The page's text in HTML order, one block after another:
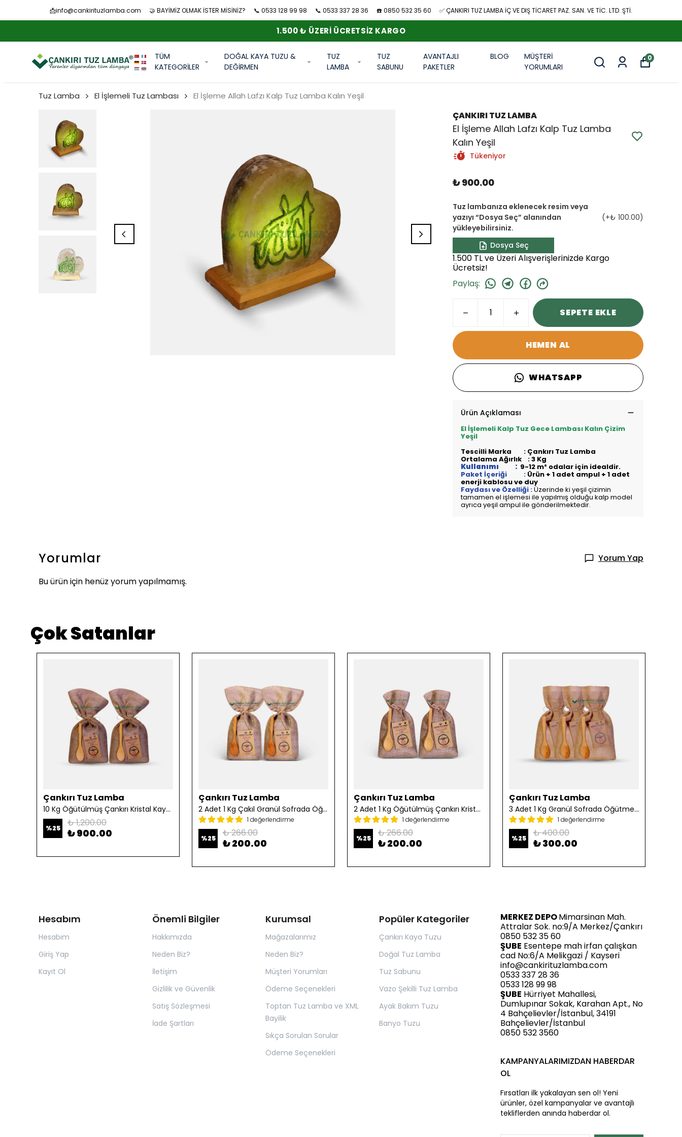
📩info@cankirituzlamba.com 🤝 BAYİMİZ OLMAK İSTER MİSİNİZ? 📞 0533 128 99 98 📞 0533 337 28 36 ☎️ 0850 532 35 60 ✅ ÇANKIRI TUZ LAMBA İÇ VE DIŞ TİCARET PAZ. SAN. VE TİC. LTD. ŞTİ.
1.500 ₺ ÜZERI ÜCRETSIZ KARGO
TÜM
KATEGORİLER
DOĞAL KAYA TUZU &
DEĞİRMEN
TUZ
LAMBA
TUZ
SABUNU
AVANTAJLI
PAKETLER
BLOG
MÜŞTERİ
YORUMLARI
0
Tuz Lamba El İşlemeli Tuz Lambası El İşleme Allah Lafzı Kalp Tuz Lamba Kalın Yeşil
ÇANKIRI TUZ LAMBA
El İşleme Allah Lafzı Kalp Tuz Lamba
Kalın Yeşil
Tükeniyor
₺ 900.00
Tuz lambanıza eklenecek resim veya
yazıyı “Dosya Seç” alanından
yükleyebilirsiniz.
(+₺ 100.00)
Dosya Seç
1.500 TL ve Üzeri Alışverişlerinizde Kargo
Ücretsiz!
Paylaş:
SEPETE EKLE
HEMEN AL
WHATSAPP
Ürün Açıklaması
El İşlemeli Kalp Tuz Gece Lambası Kalın Çizim
Yeşil
Tescilli Marka : Çankırı Tuz Lamba
Ortalama Ağırlık : 3 Kg
Kullanımı : 9-12 m² odalar için idealdir.
Paket İçeriği : Ürün + 1 adet ampul + 1 adet
enerji kablosu ve duy
Faydası ve Özelliği :Üzerinde ki yeşil çizimin
tamamen el işlemesi ile yapılmış olduğu kalp model
ayrıca yeşil ampul ile gönderilmektedir.
Yorumlar
Yorum Yap
Bu ürün için henüz yorum yapılmamış.
Çok Satanlar
Çankırı Tuz Lamba
10 Kg Öğütülmüş Çankırı Kristal Kaya Tuzu
%25 ₺ 1,200.00
₺ 900.00
Çankırı Tuz Lamba
2 Adet 1 Kg Çakıl Granül Sofrada Öğütme Tuzu
1 değerlendirme
%25 ₺ 266.00
₺ 200.00
Çankırı Tuz Lamba
2 Adet 1 Kg Öğütülmüş Çankırı Kristal Kaya Tuzu
1 değerlendirme
%25 ₺ 266.00
₺ 200.00
Çankırı Tuz Lamba
3 Adet 1 Kg Granül Sofrada Öğütme Tuzu
1 değerlendirme
%25 ₺ 400.00
₺ 300.00
Hesabım
Hesabım
Giriş Yap
Kayıt Ol
Önemli Bilgiler
Hakkımızda
Neden Biz?
İletişim
Gizlilik ve Güvenlik
Satış Sözleşmesi
İade Şartları
Kurumsal
Mağazalarımız
Neden Biz?
Müşteri Yorumları
Ödeme Seçenekleri
Toptan Tuz Lamba ve XML
Bayilik
Sıkça Sorulan Sorular
Ödeme Seçenekleri
Popüler Kategoriler
Çankırı Kaya Tuzu
Doğal Tuz Lamba
Tuz Sabunu
Vazo Şekilli Tuz Lamba
Ayak Bakım Tuzu
Banyo Tuzu
MERKEZ DEPOMimarsinan Mah.
Attralar Sok. no:9/A Merkez/Çankırı
0850 532 35 60
ŞUBE Esentepe mah irfan çalışkan
cad No:6/A Melikgazi / Kayseri
info@cankirituzlamba.com
0533 337 28 36
0533 128 99 98
ŞUBE Hürriyet Mahallesi,
Dumlupınar Sokak, Karahan Apt., No
4 Bahçelievler/İstanbul, 34191
Bahçelievler/İstanbul
0850 532 3560
KAMPANYALARIMIZDAN HABERDAR
OL
Fırsatları ilk yakalayan sen ol! Yeni
ürünler, özel kampanyalar ve avantajlı
tekliflerden anında haberdar ol.